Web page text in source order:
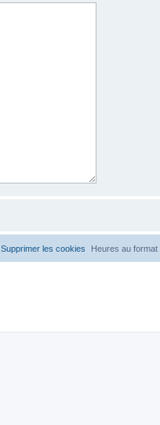
Heures au format
Supprimer les cookies